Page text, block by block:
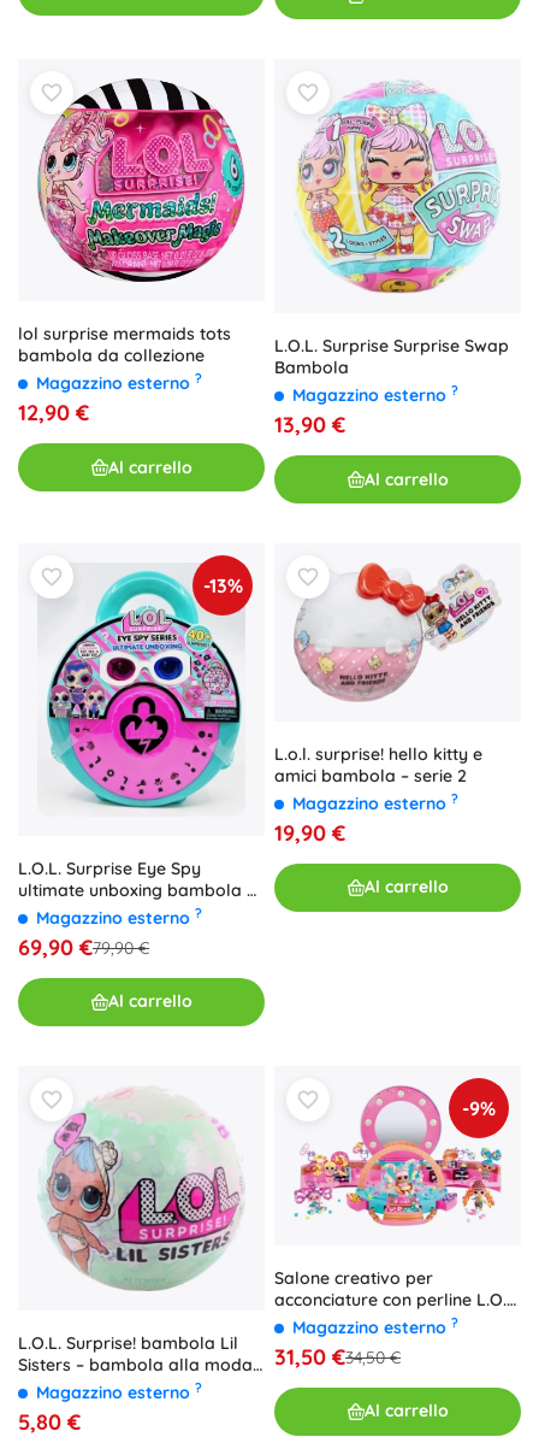
lol surprise mermaids tots
bambola da collezione
Magazzino esterno ?
12,90 €
Al carrello
L.O.L. Surprise Surprise Swap
Bambola
Magazzino esterno ?
13,90 €
Al carrello
-13%
L.O.L. Surprise Eye Spy
ultimate unboxing bambola e
accessori
Magazzino esterno ?
69,90 €79,90 €
Al carrello
L.o.l. surprise! hello kitty e
amici bambola – serie 2
Magazzino esterno ?
19,90 €
Al carrello
L.O.L. Surprise! bambola Lil
Sisters – bambola alla moda
per bambini
Magazzino esterno ?
5,80 €
-9%
Salone creativo per
acconciature con perline L.O.L.
SURPRISE
Magazzino esterno ?
31,50 €34,50 €
Al carrello